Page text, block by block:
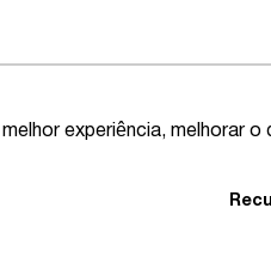
experiência, melhorar